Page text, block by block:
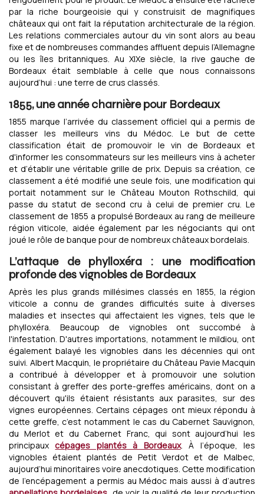
par la riche bourgeoisie qui y construisit de magnifiques
châteaux qui ont fait la réputation architecturale de la région.
Les relations commerciales autour du vin sont alors au beau
fixe et de nombreuses commandes affluent depuis l’Allemagne
ou les îles britanniques. Au XIXe siècle, la rive gauche de
Bordeaux était semblable à celle que nous connaissons
aujourd’hui : une terre de crus classés.
1855, une année charnière pour Bordeaux
1855 marque l’arrivée du classement officiel qui a permis de
classer les meilleurs vins du Médoc. Le but de cette
classification était de promouvoir le vin de Bordeaux et
d'informer les consommateurs sur les meilleurs vins à acheter
et d’établir une véritable grille de prix. Depuis sa création, ce
classement a été modifié une seule fois, une modification qui
portait notamment sur le Château Mouton Rothschild, qui
passe du statut de second cru à celui de premier cru. Le
classement de 1855 a propulsé Bordeaux au rang de meilleure
région viticole, aidée également par les négociants qui ont
joué le rôle de banque pour de nombreux châteaux bordelais.
L’attaque de phylloxéra : une modification
profonde des vignobles de Bordeaux
Après les plus grands millésimes classés en 1855, la région
viticole a connu de grandes difficultés suite à diverses
maladies et insectes qui affectaient les vignes, tels que le
phylloxéra. Beaucoup de vignobles ont succombé à
l'infestation. D'autres importations, notamment le mildiou, ont
également balayé les vignobles dans les décennies qui ont
suivi. Albert Macquin, le propriétaire du Château Pavie Macquin
a contribué à développer et à promouvoir une solution
consistant à greffer des porte-greffes américains, dont on a
découvert qu'ils étaient résistants aux parasites, sur des
vignes européennes. Certains cépages ont mieux répondu à
cette greffe, c’est notamment le cas du Cabernet Sauvignon,
du Merlot et du Cabernet Franc, qui sont aujourd’hui les
principauxcépages plantés à Bordeaux. À l’époque, les
vignobles étaient plantés de Petit Verdot et de Malbec,
aujourd’hui minoritaires voire anecdotiques. Cette modification
de l’encépagement a permis au Médoc mais aussi à d’autres